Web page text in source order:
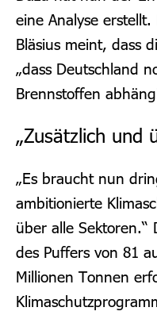
eine Analyse
Bläsius meint, dass
„dass Deutschland
Brennstoffen
„Zusätzlich und
„Es braucht nun
ambitionierte
über alle Sektoren.“
des Puffers von 81
Millionen Tonnen